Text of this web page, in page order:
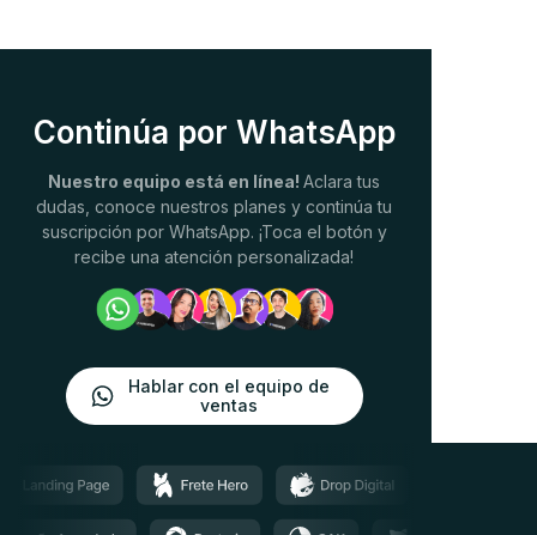
Continúa por WhatsApp
Nuestro equipo está en línea!Aclara tus
dudas, conoce nuestros planes y continúa tu
suscripción por WhatsApp. ¡Toca el botón y
recibe una atención personalizada!
Hablar con el equipo de
ventas